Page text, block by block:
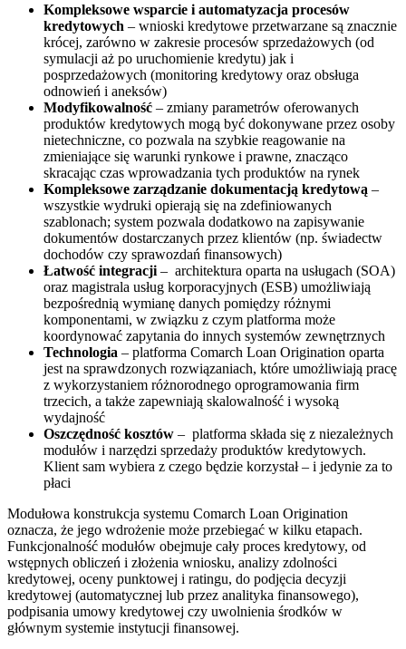
Kompleksowe wsparcie i automatyzacja procesów
kredytowych – wnioski kredytowe przetwarzane są znacznie
krócej, zarówno w zakresie procesów sprzedażowych (od
symulacji aż po uruchomienie kredytu) jak i
posprzedażowych (monitoring kredytowy oraz obsługa
odnowień i aneksów)
Modyfikowalność – zmiany parametrów oferowanych
produktów kredytowych mogą być dokonywane przez osoby
nietechniczne, co pozwala na szybkie reagowanie na
zmieniające się warunki rynkowe i prawne, znacząco
skracając czas wprowadzania tych produktów na rynek
Kompleksowe zarządzanie dokumentacją kredytową –
wszystkie wydruki opierają się na zdefiniowanych
szablonach; system pozwala dodatkowo na zapisywanie
dokumentów dostarczanych przez klientów (np. świadectw
dochodów czy sprawozdań finansowych)
Łatwość integracji – architektura oparta na usługach (SOA)
oraz magistrala usług korporacyjnych (ESB) umożliwiają
bezpośrednią wymianę danych pomiędzy różnymi
komponentami, w związku z czym platforma może
koordynować zapytania do innych systemów zewnętrznych
Technologia – platforma Comarch Loan Origination oparta
jest na sprawdzonych rozwiązaniach, które umożliwiają pracę
z wykorzystaniem różnorodnego oprogramowania firm
trzecich, a także zapewniają skalowalność i wysoką
wydajność
Oszczędność kosztów – platforma składa się z niezależnych
modułów i narzędzi sprzedaży produktów kredytowych.
Klient sam wybiera z czego będzie korzystał – i jedynie za to
płaci
Modułowa konstrukcja systemu Comarch Loan Origination
oznacza, że jego wdrożenie może przebiegać w kilku etapach.
Funkcjonalność modułów obejmuje cały proces kredytowy, od
wstępnych obliczeń i złożenia wniosku, analizy zdolności
kredytowej, oceny punktowej i ratingu, do podjęcia decyzji
kredytowej (automatycznej lub przez analityka finansowego),
podpisania umowy kredytowej czy uwolnienia środków w
głównym systemie instytucji finansowej.